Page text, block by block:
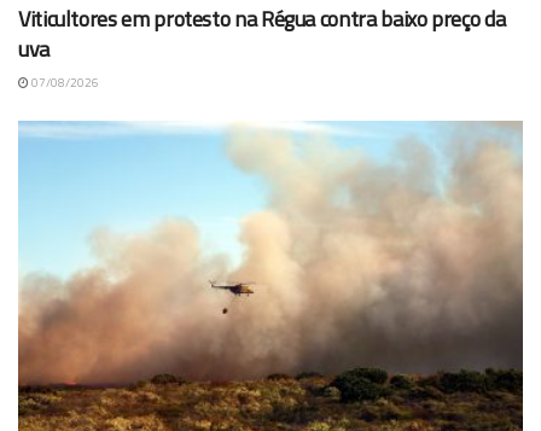
Viticultores em protesto na Régua contra baixo preço da
uva
07/08/2026